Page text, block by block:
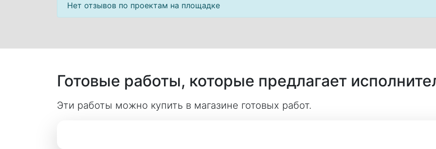
Нет отзывов по проектам на площадке
Готовые работы, которые предлагает
Эти работы можно купить в магазине готовых работ.